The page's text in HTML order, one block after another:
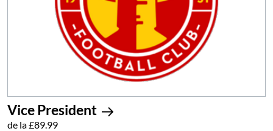
Vice President
de la £89.99